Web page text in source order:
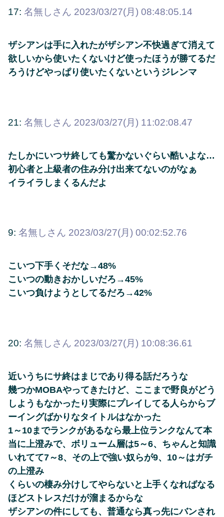
17: 名無しさん 2023/03/27(月) 08:48:05.14
ザシアンは手に入れたがザシアン不快過ぎて消えて
欲しいから使いたくないけど使ったほうが勝てるだ
ろうけどやっぱり使いたくないというジレンマ
21: 名無しさん 2023/03/27(月) 11:02:08.47
たしかにいつサ終しても驚かないぐらい酷いよな…
初心者と上級者の住み分け出来てないのがなぁ
イライラしまくるんだよ
9: 名無しさん 2023/03/27(月) 00:02:52.76
こいつ下手くそだな→48%
こいつの動きおかしいだろ→45%
こいつ負けようとしてるだろ→42%
20: 名無しさん 2023/03/27(月) 10:08:36.61
近いうちにサ終はまじであり得る話だろうな
幾つかMOBAやってきたけど、ここまで野良がどう
しようもなかったり実際にプレイしてる人らからブ
ーイングばかりなタイトルはなかった
1～10までランクがあるなら最上位ランクなんて本
当に上澄みで、ボリューム層は5～6、ちゃんと知識
いれてて7～8、その上で強い奴らが9、10～はガチ
の上澄み
くらいの棲み分けしてやらないと上手くなればなる
ほどストレスだけが溜まるからな
ザシアンの件にしても、普通なら真っ先にバンされ